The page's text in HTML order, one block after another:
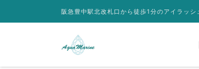
阪急豊中駅北改札口から徒歩1分のアイラッシ